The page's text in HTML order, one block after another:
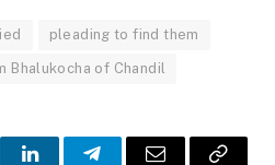
pleading to find them
Bhalukocha of Chandil